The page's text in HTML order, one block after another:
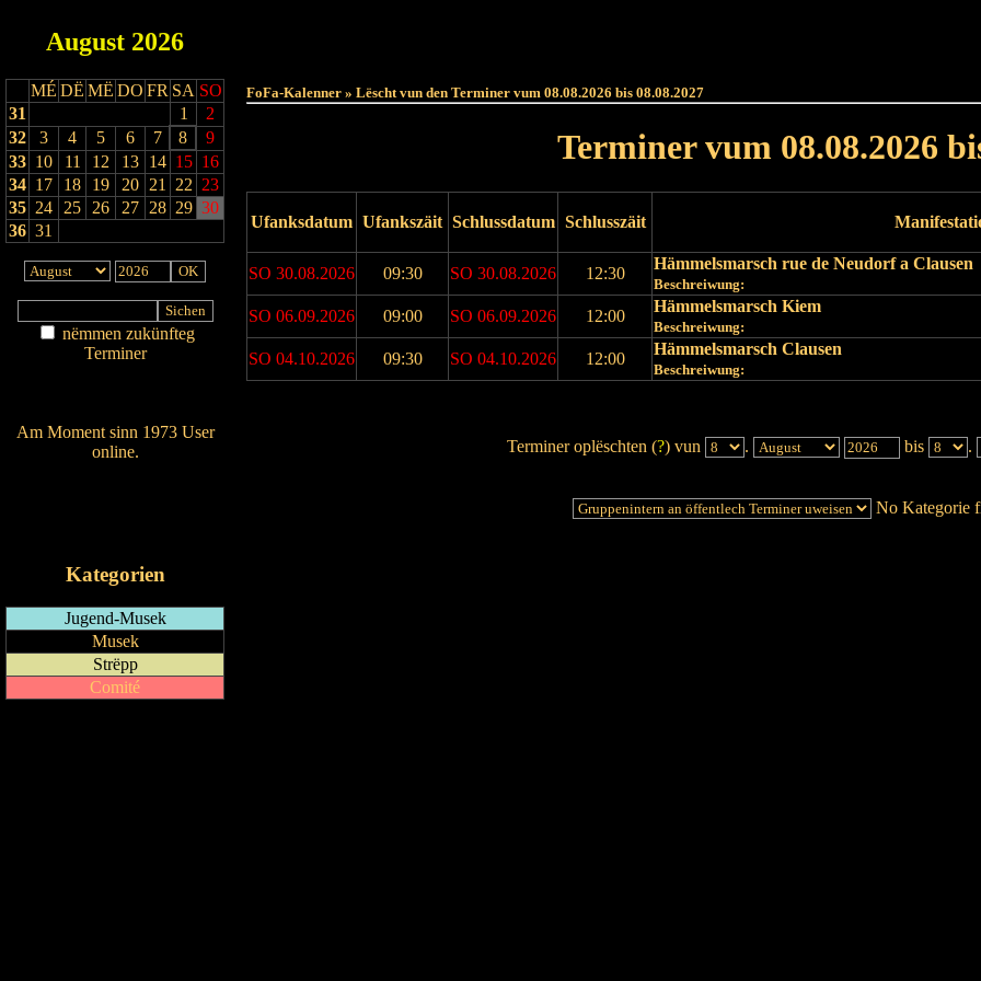
August 2026
MÉ DË MË DO FR SA SO
31
1
2
32
3 4 5 6 7 8
9
33 10 11 12 13 14 15 16
34 17 18 19 20 21 22 23
35 24 25 26 27 28 29 30
36 31
nëmmen zukünfteg
Terminer
Am Moment sinn 1973 User
online.
Kategorien
Jugend-Musek
Musek
Strëpp
Comité
FoFa-Kalenner » Lëscht vun den Terminer vum 08.08.2026 bis 08.08.2027
Terminer vum 08.08.2026
Ufanksdatum Ufankszäit Schlussdatum Schlusszäit
SO 30.08.2026 09:30 SO 30.08.2026 12:30
Hämmelsmarsch rue de Neudorf a Clausen
Beschreiwung:
SO 06.09.2026 09:00 SO 06.09.2026 12:00
Hämmelsmarsch Kiem
Beschreiwung:
SO 04.10.2026 09:30 SO 04.10.2026 12:00
Hämmelsmarsch Clausen
Beschreiwung:
Terminer oplëschten (?) vun . bis .
No Kategorie